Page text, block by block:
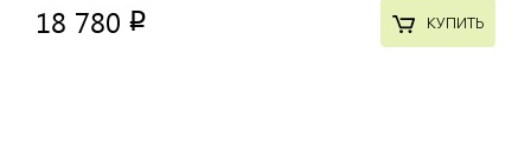
18 780 p КУПИТЬ